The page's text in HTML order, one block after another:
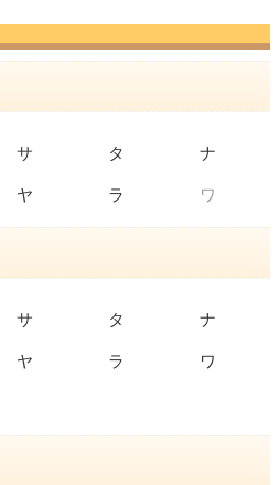
サ タ ナ
ヤ ラ ワ
サ タ ナ
ヤ ラ ワ